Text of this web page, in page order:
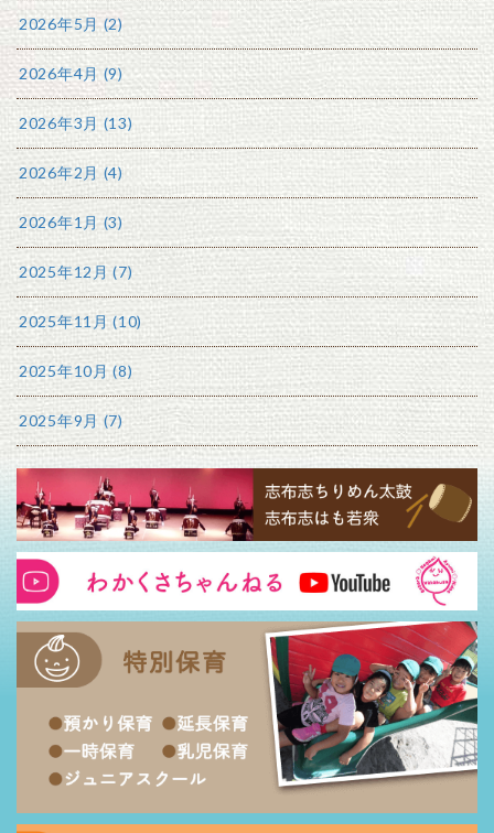
2026年5月 (2)
2026年4月 (9)
2026年3月 (13)
2026年2月 (4)
2026年1月 (3)
2025年12月 (7)
2025年11月 (10)
2025年10月 (8)
2025年9月 (7)